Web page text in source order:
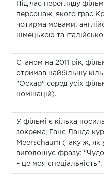
Під час перегляду
персонаж, якого грає
чотирма мовами:
німецькою та
Станом на 2011 рік,
отримав найбільшу
"Оскар" серед усіх
номінацій).
У фільмі є кілька
зокрема, Ганс Ланда
Meerschaum (таку ж,
виголошує фразу:
– це моя спеціальність".